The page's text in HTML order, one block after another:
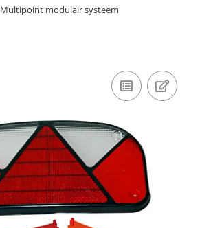
Multipoint modulair systeem